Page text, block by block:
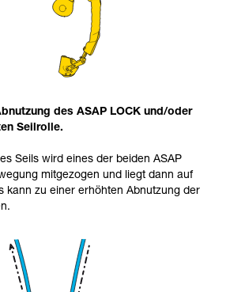
des ASAP LOCK und/oder
Seilrolle.
Seils wird eines der beiden ASAP
mitgezogen und liegt dann auf
kann zu einer erhöhten Abnutzung der